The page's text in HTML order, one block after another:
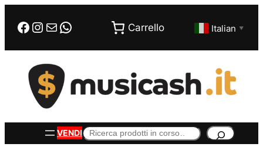
Facebook
Instagram
EmailWhatsApp Carrello Italian ▼
VENDICerca